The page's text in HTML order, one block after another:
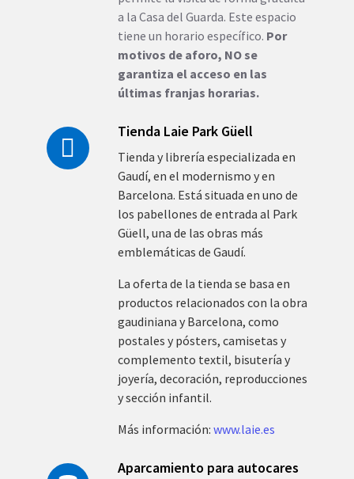
a la Casa del Guarda. Este espacio
tiene un horario específico. Por
motivos de aforo, NO se
garantiza el acceso en las
últimas franjas horarias.
Tienda Laie Park Güell
Tienda y librería especializada en
Gaudí, en el modernismo y en
Barcelona. Está situada en uno de
los pabellones de entrada al Park
Güell, una de las obras más
emblemáticas de Gaudí.
La oferta de la tienda se basa en
productos relacionados con la obra
gaudiniana y Barcelona, ​​como
postales y pósters, camisetas y
complemento textil, bisutería y
joyería, decoración, reproducciones
y sección infantil.
Más información: www.laie.es
Aparcamiento para autocares